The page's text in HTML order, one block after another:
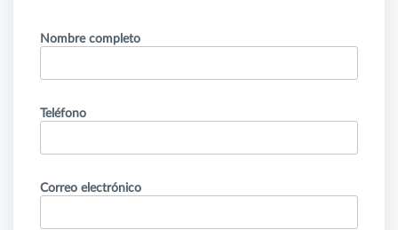
Nombre completo
Teléfono
Correo electrónico